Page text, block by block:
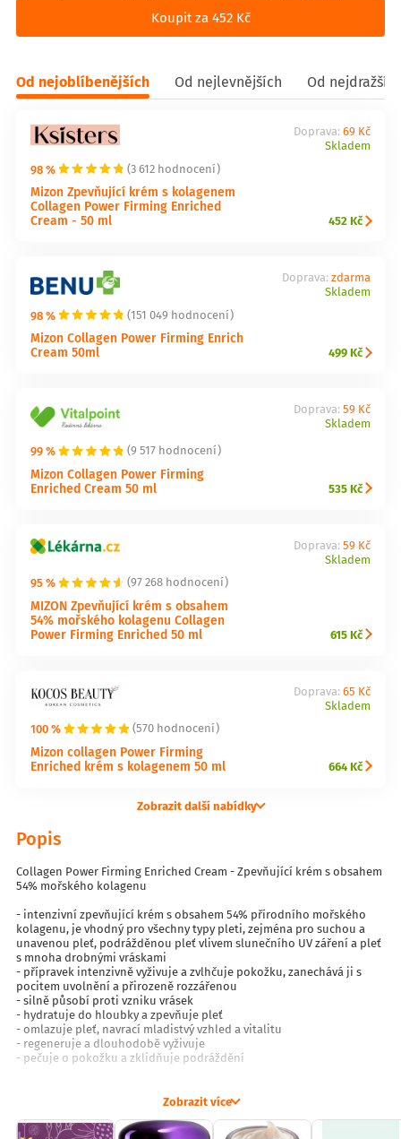
Koupit za 452 Kč
Od nejoblíbenějších Od nejlevnějších Od
98 % (3 612 hodnocení)
Mizon Zpevňující krém s kolagenem
Collagen Power Firming Enriched
Cream - 50 ml
Doprava: 69 Kč
Skladem
452 Kč
98 % (151 049 hodnocení)
Mizon Collagen Power Firming Enrich
Cream 50ml
Doprava: zdarma
Skladem
499 Kč
99 % (9 517 hodnocení)
Mizon Collagen Power Firming
Enriched Cream 50 ml
Doprava: 59 Kč
Skladem
535 Kč
95 % (97 268 hodnocení)
MIZON Zpevňující krém s obsahem
54% mořského kolagenu Collagen
Power Firming Enriched 50 ml
Doprava: 59 Kč
Skladem
615 Kč
100 % (570 hodnocení)
Mizon collagen Power Firming
Enriched krém s kolagenem 50 ml
Doprava: 65 Kč
Skladem
664 Kč
Zobrazit další nabídky
Popis
Collagen Power Firming Enriched Cream - Zpevňující krém s obsahem
54% mořského kolagenu
- intenzivní zpevňující krém s obsahem 54% přírodního mořského
kolagenu, je vhodný pro všechny typy pleti, zejména pro suchou a
unavenou pleť, podrážděnou pleť vlivem slunečního UV záření a pleť
s mnoha drobnými vráskami
- přípravek intenzivně vyživuje a zvlhčuje pokožku, zanechává ji s
pocitem uvolnění a přirozeně rozzářenou
- silně působí proti vzniku vrásek
- hydratuje do hloubky a zpevňuje pleť
- omlazuje pleť, navrací mladistvý vzhled a vitalitu
- regeneruje a dlouhodobě vyživuje
- pečuje o pokožku a zklidňuje podráždění
Krém můžete použít i jako podklad pod make-up, menší množství
vklepejte prsty.
Zobrazit více